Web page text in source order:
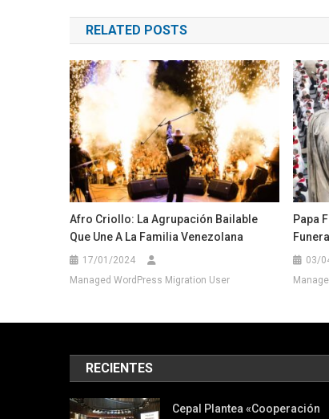
de
entradas
RELATED POSTS
Afro Criollo: La Agrupación Bailable
Que Une A La Familia Venezolana
17/01/2024
Managed WordPress Migration User
Papa
03/
RECIENTES
Cepal Plantea «cooperación